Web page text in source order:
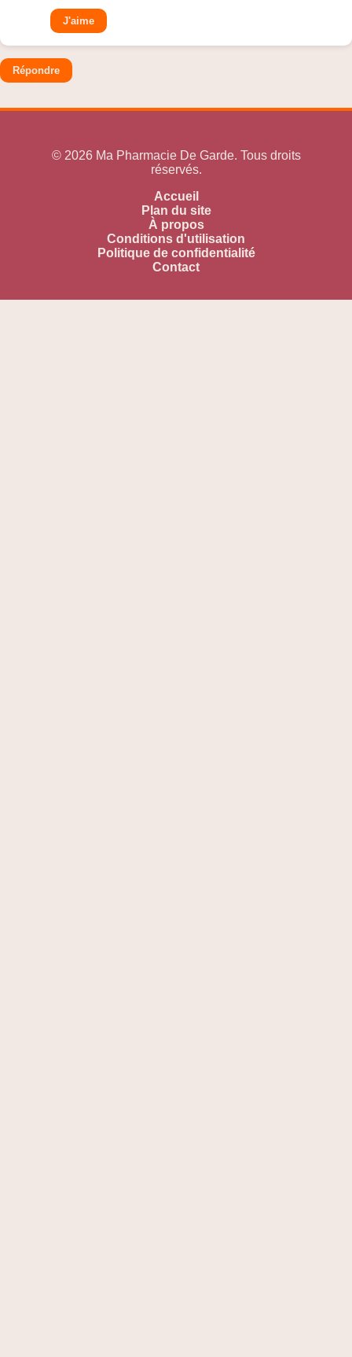
J'aime
Répondre
© 2026 Ma Pharmacie De Garde. Tous droits
réservés.
Accueil
Plan du site
À propos
Conditions d'utilisation
Politique de confidentialité
Contact